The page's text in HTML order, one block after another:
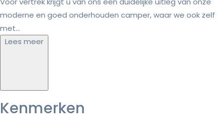
moderne en goed onderhouden camper, waar we ook zelf
met...
Lees meer
Kenmerken